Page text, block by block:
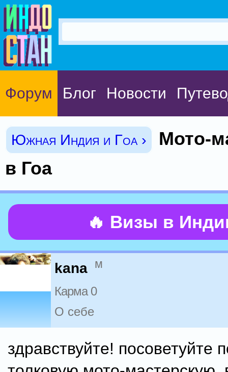
Форум Блог Новости
Южная Индия и Гоа ›
Мото-
в Гоа
🔥 Визы в
kana м
Карма 0
О себе
здравствуйте! посоветуйте